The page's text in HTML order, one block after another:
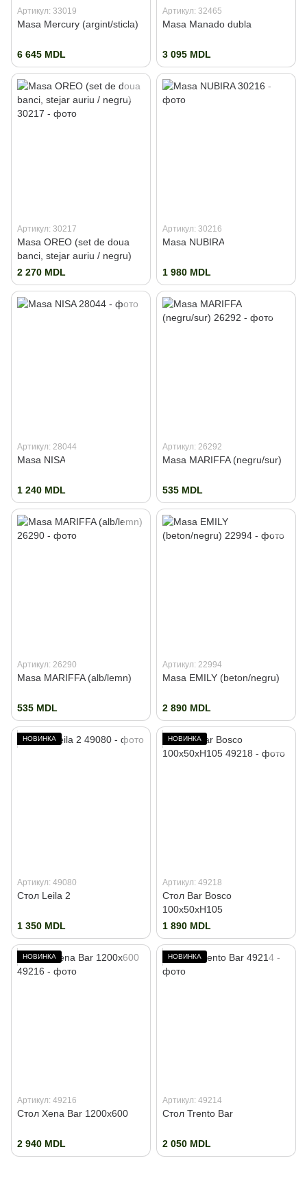
Артикул: 33019
Masa Mercury (argint/sticla)
6 645 MDL
Артикул: 32465
Masa Manado dubla
3 095 MDL
Артикул: 30217
Masa OREO (set de doua
banci, stejar auriu / negru)
2 270 MDL
Артикул: 30216
Masa NUBIRA
1 980 MDL
Артикул: 28044
Masa NISA
1 240 MDL
Артикул: 26292
Masa MARIFFA (negru/sur)
535 MDL
Артикул: 26290
Masa MARIFFA (alb/lemn)
535 MDL
Артикул: 22994
Masa EMILY (beton/negru)
2 890 MDL
НОВИНКА
Артикул: 49080
Стол Leila 2
1 350 MDL
НОВИНКА
Артикул: 49218
Стол Bar Bosco
100x50xH105
1 890 MDL
НОВИНКА
Артикул: 49216
Стол Xena Bar 1200x600
2 940 MDL
НОВИНКА
Артикул: 49214
Стол Trento Bar
2 050 MDL